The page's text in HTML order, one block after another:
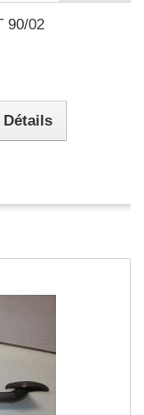
90/02
Détails